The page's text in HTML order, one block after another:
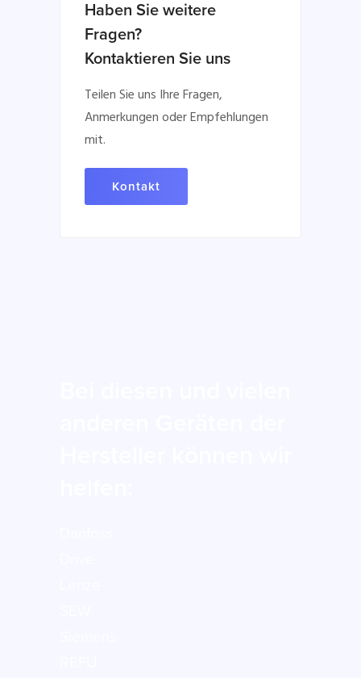
Haben Sie weitere
Fragen?
Kontaktieren Sie uns
Teilen Sie uns Ihre Fragen,
Anmerkungen oder Empfehlungen
mit.
Kontakt